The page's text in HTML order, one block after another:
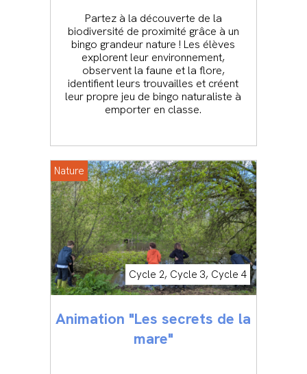
Partez à la découverte de la
biodiversité de proximité grâce à un
bingo grandeur nature ! Les élèves
explorent leur environnement,
observent la faune et la flore,
identifient leurs trouvailles et créent
leur propre jeu de bingo naturaliste à
emporter en classe.
Nature
Cycle 2, Cycle 3, Cycle 4
Animation "Les secrets de la
mare"